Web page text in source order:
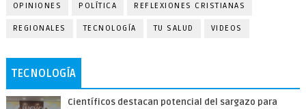
OPINIONES POLÍTICA REFLEXIONES CRISTIANAS
REGIONALES TECNOLOGÍA TU SALUD VIDEOS
TECNOLOGÍA
Científicos destacan potencial del sargazo para